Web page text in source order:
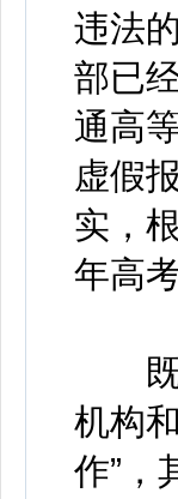
违法
部已
通高
虚假
实，
年高
既
机构
作”，